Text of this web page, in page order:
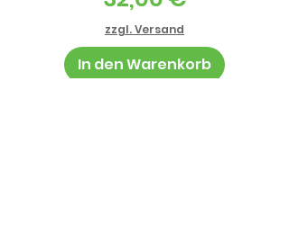
zzgl. Versand
In den Warenkorb